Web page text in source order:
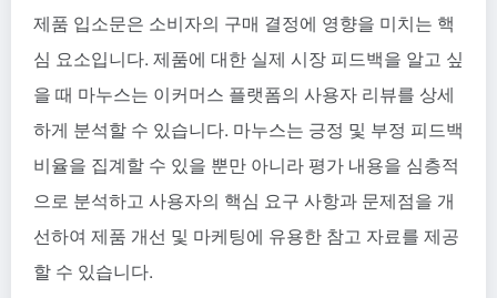
제품 입소문은 소비자의 구매 결정에 영향을 미치는 핵
심 요소입니다. 제품에 대한 실제 시장 피드백을 알고 싶
을 때 마누스는 이커머스 플랫폼의 사용자 리뷰를 상세
하게 분석할 수 있습니다. 마누스는 긍정 및 부정 피드백
비율을 집계할 수 있을 뿐만 아니라 평가 내용을 심층적
으로 분석하고 사용자의 핵심 요구 사항과 문제점을 개
선하여 제품 개선 및 마케팅에 유용한 참고 자료를 제공
할 수 있습니다.